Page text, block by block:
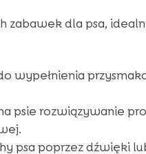
dla psa,
wypełnienia
psie rozwiązywanie
psa poprzez dźwięki